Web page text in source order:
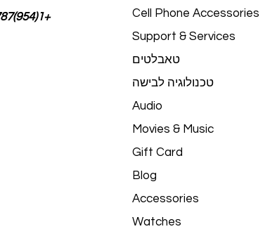
+1(954)667-7787
Cell Phone Accessories
Support & Services
טאבלטים
טכנולוגיה לבישה
Audio
Movies & Music
Gift Card
Blog
Accessories
Watches